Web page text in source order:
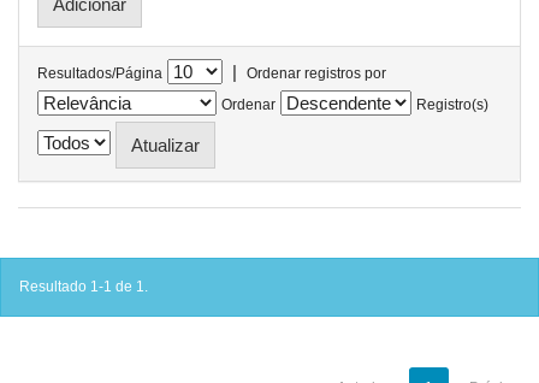
Resultados/Página |
Ordenar registros por
Ordenar
Registro(s)
Resultado 1-1 de 1.